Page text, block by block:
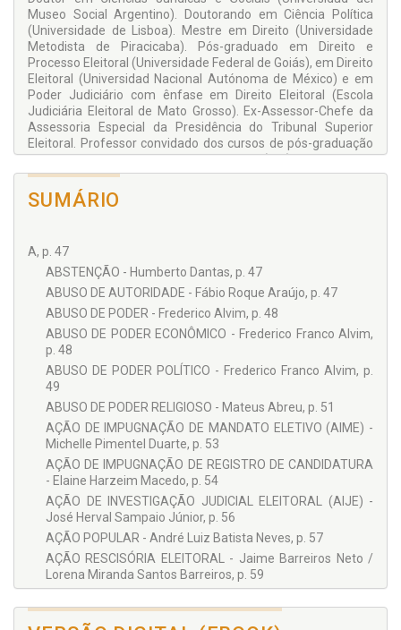
Museo Social Argentino). Doutorando em Ciência Política
(Universidade de Lisboa). Mestre em Direito (Universidade
Metodista de Piracicaba). Pós-graduado em Direito e
Processo Eleitoral (Universidade Federal de Goiás), em Direito
Eleitoral (Universidad Nacional Autónoma de México) e em
Poder Judiciário com ênfase em Direito Eleitoral (Escola
Judiciária Eleitoral de Mato Grosso). Ex-Assessor-Chefe da
Assessoria Especial da Presidência do Tribunal Superior
Eleitoral. Professor convidado dos cursos de pós-graduação
do Instituto Brasiliense de Direito Público (IDP), Instituto para
o Desenvolvimento Democrático (IDDE), Faculdade CERS e
Universidade de Fortaleza (UNIFOR). Membro fundador da
Academia Brasileira de Direito Eleitoral e Político (ABRADEP).
JAIME BARREIROS NETO
Doutor em Ciências Sociais e Mestre em Direito pela
Universidade Federal da Bahia – UFBA. Professor da UFBA e
da Faculdade Baiana de Direito. Analista Judiciário do
Tribunal Regional Eleitoral da Bahia. Membro da Academia
Brasileira de Direito Eleitoral e Político (ABRADEP) e do
Instituto de Direito Constitucional da Bahia. Membro Titular
da Cadeira número 06 da Academia de Letras Jurídicas da
Bahia.
HUMBERTO DANTAS
Doutor em Ciência Política (USP). Pesquisador da Fundação
Getúlio Vargas – FGV-SP. Coordenador da Pós-Graduação em
Ciência Política da FESP-SP e do Master em Liderança e
Gestão Pública do CLP. Colunista do Jornal O Estado de São
Paulo.
RELAÇÃO DE AUTORAS E AUTORES:
Alan Rangel Barbosa
Alexandre Basilio Coura
Alexandre Francisco De Azevedo
SUMÁRIO
A, p. 47
ABSTENÇÃO - Humberto Dantas, p. 47
ABUSO DE AUTORIDADE - Fábio Roque Araújo, p. 47
ABUSO DE PODER - Frederico Alvim, p. 48
ABUSO DE PODER ECONÔMICO - Frederico Franco Alvim,
p. 48
ABUSO DE PODER POLÍTICO - Frederico Franco Alvim, p.
49
ABUSO DE PODER RELIGIOSO - Mateus Abreu, p. 51
AÇÃO DE IMPUGNAÇÃO DE MANDATO ELETIVO (AIME) -
Michelle Pimentel Duarte, p. 53
AÇÃO DE IMPUGNAÇÃO DE REGISTRO DE CANDIDATURA
- Elaine Harzeim Macedo, p. 54
AÇÃO DE INVESTIGAÇÃO JUDICIAL ELEITORAL (AIJE) -
José Herval Sampaio Júnior, p. 56
AÇÃO POPULAR - André Luiz Batista Neves, p. 57
AÇÃO RESCISÓRIA ELEITORAL - Jaime Barreiros Neto /
Lorena Miranda Santos Barreiros, p. 59
ACESSIBILIDADE ELEITORAL - Joelson Dias, p. 62